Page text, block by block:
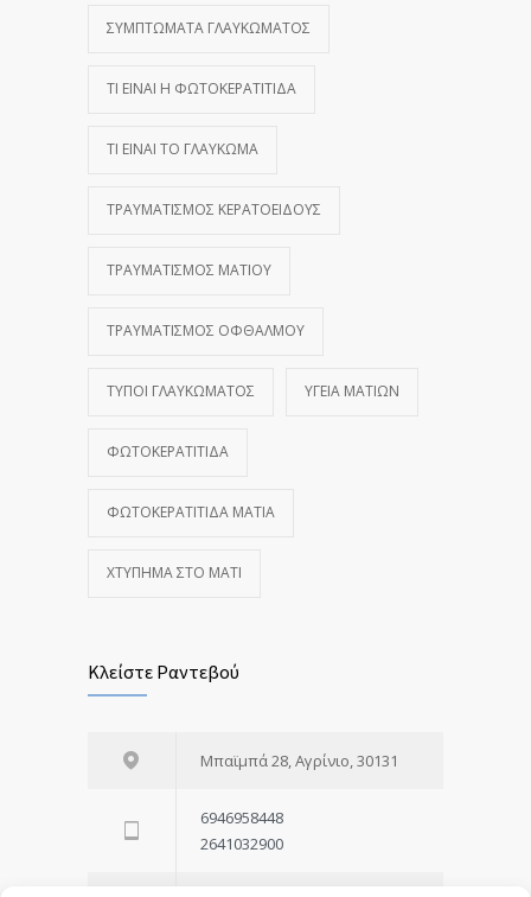
ΣΥΜΠΤΏΜΑΤΑ ΓΛΑΥΚΏΜΑΤΟΣ
ΤΙ ΕΊΝΑΙ Η ΦΩΤΟΚΕΡΑΤΊΤΙΔΑ
ΤΙ ΕΊΝΑΙ ΤΟ ΓΛΑΎΚΩΜΑ
ΤΡΑΥΜΑΤΙΣΜΌΣ ΚΕΡΑΤΟΕΙΔΟΎΣ
ΤΡΑΥΜΑΤΙΣΜΌΣ ΜΑΤΙΟΎ
ΤΡΑΥΜΑΤΙΣΜΌΣ ΟΦΘΑΛΜΟΎ
ΤΎΠΟΙ ΓΛΑΥΚΏΜΑΤΟΣ ΥΓΕΊΑ ΜΑΤΙΏΝ
ΦΩΤΟΚΕΡΑΤΊΤΙΔΑ
ΦΩΤΟΚΕΡΑΤΊΤΙΔΑ ΜΆΤΙΑ
ΧΤΎΠΗΜΑ ΣΤΟ ΜΆΤΙ
Κλείστε Ραντεβού
Μπαϊμπά 28, Αγρίνιο, 30131
6946958448
2641032900